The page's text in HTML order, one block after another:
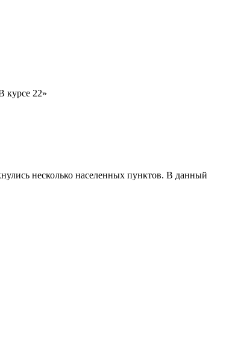
курсе 22»
несколько населенных пунктов. В данный